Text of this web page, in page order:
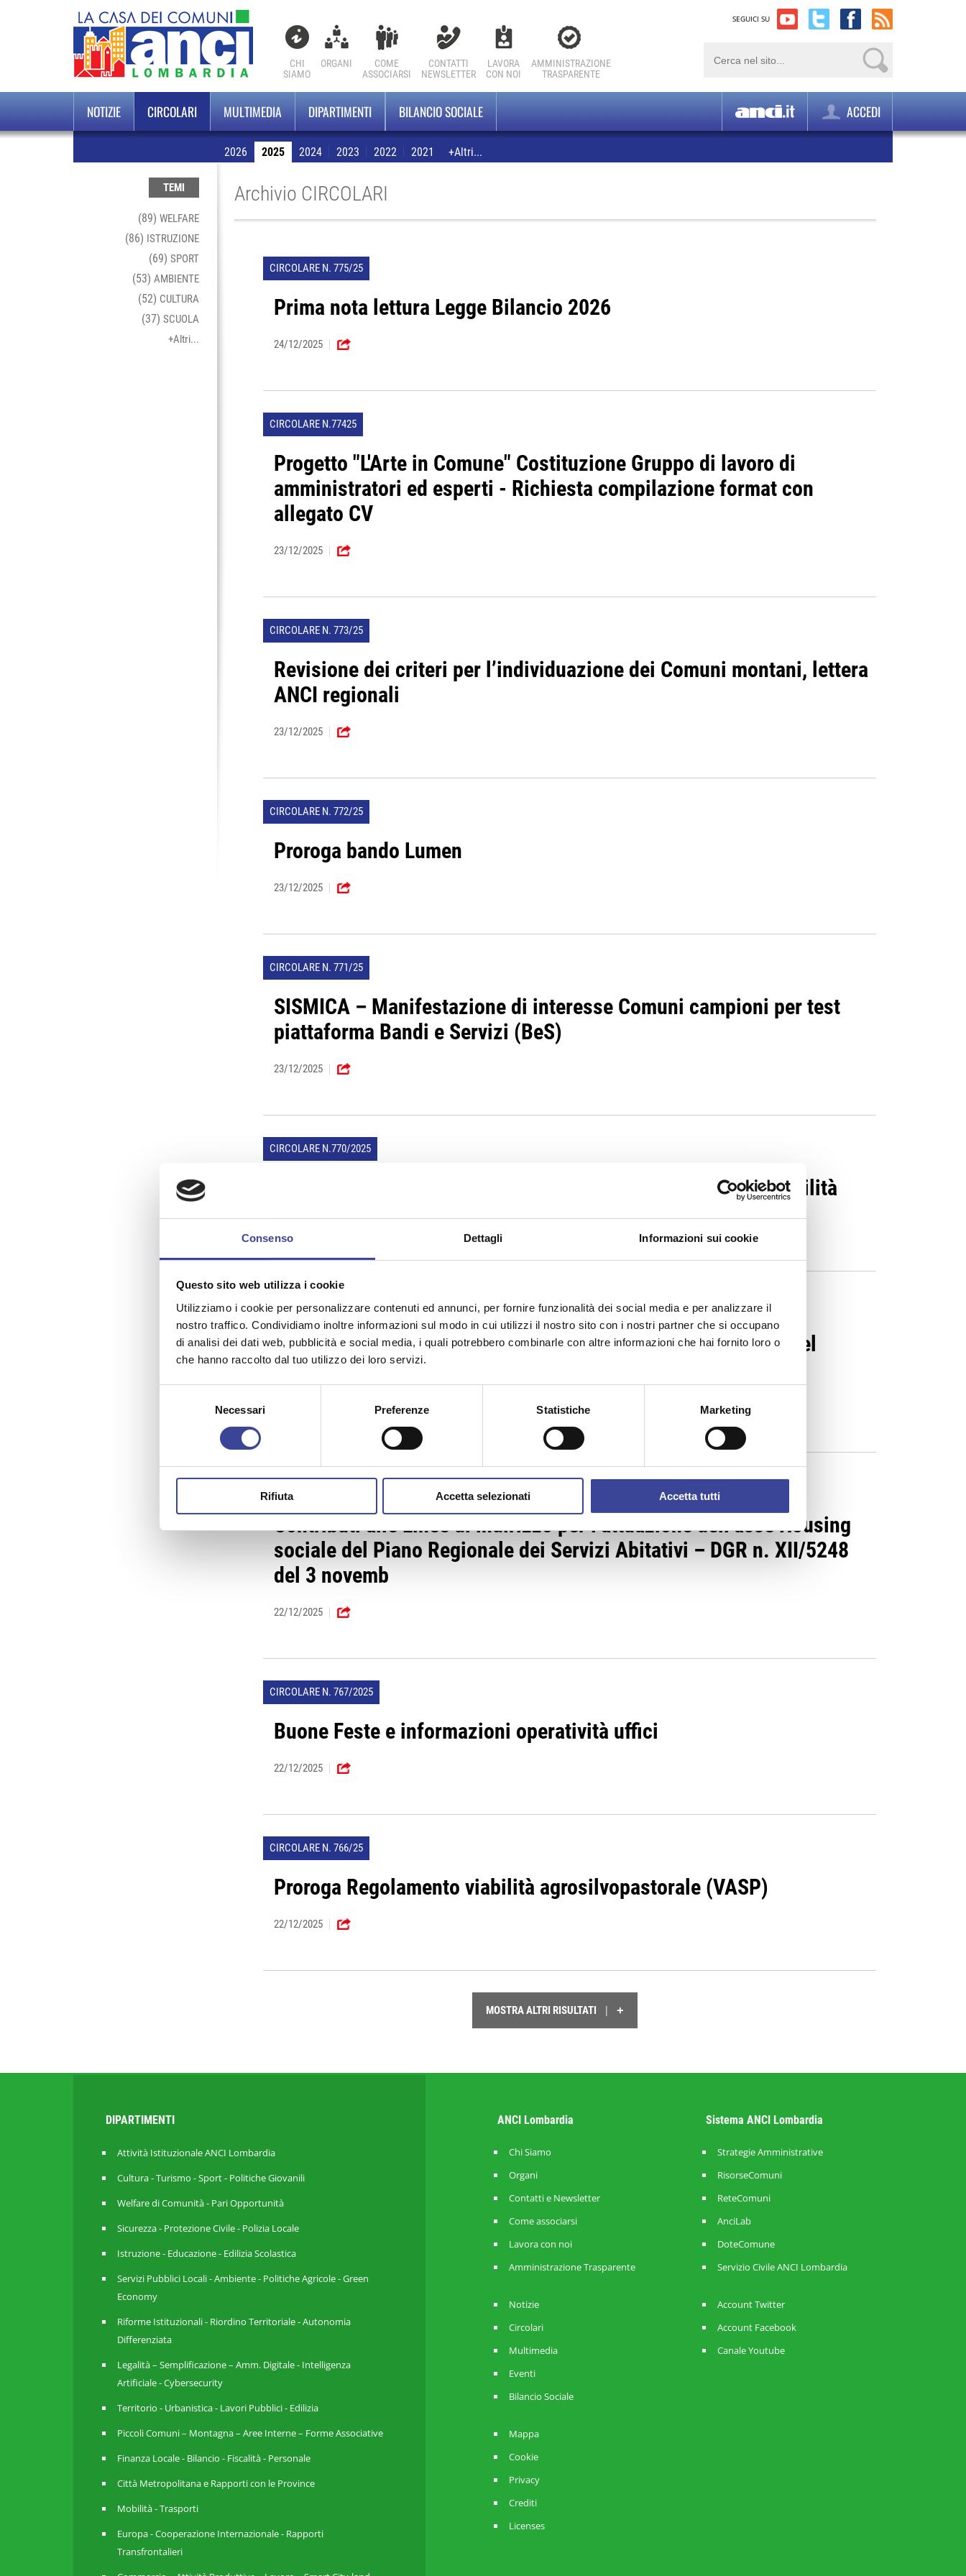
Consenso Dettagli Informazioni sui cookie
Questo sito web utilizza i cookie
Utilizziamo i cookie per personalizzare contenuti ed annunci, per fornire funzionalità dei social media e per analizzare il
nostro traffico. Condividiamo inoltre informazioni sul modo in cui utilizzi il nostro sito con i nostri partner che si occupano
di analisi dei dati web, pubblicità e social media, i quali potrebbero combinarle con altre informazioni che hai fornito loro o
che hanno raccolto dal tuo utilizzo dei loro servizi.
Necessari Preferenze Statistiche Marketing
Rifiuta Accetta selezionati Accetta tutti
CHI
SIAMO
ORGANI
COME
ASSOCIARSI
CONTATTI
NEWSLETTER
LAVORA
CON NOI
AMMINISTRAZIONE
TRASPARENTE
SEGUICI SU
NOTIZIE CIRCOLARI MULTIMEDIA DIPARTIMENTI BILANCIO SOCIALE ACCEDI
2026 2025 2024 2023 2022 2021 +Altri...
TEMI
(89) WELFARE
(86) ISTRUZIONE
(69) SPORT
(53) AMBIENTE
(52) CULTURA
(37) SCUOLA
+Altri...
Archivio CIRCOLARI
CIRCOLARE N. 775/25
Prima nota lettura Legge Bilancio 2026
24/12/2025
CIRCOLARE N.77425
Progetto "L'Arte in Comune" Costituzione Gruppo di lavoro di
amministratori ed esperti - Richiesta compilazione format con
allegato CV
23/12/2025
CIRCOLARE N. 773/25
Revisione dei criteri per l’individuazione dei Comuni montani, lettera
ANCI regionali
23/12/2025
CIRCOLARE N. 772/25
Proroga bando Lumen
23/12/2025
CIRCOLARE N. 771/25
SISMICA – Manifestazione di interesse Comuni campioni per test
piattaforma Bandi e Servizi (BeS)
23/12/2025
CIRCOLARE N.770/2025
Intesa Stato-Città su asili nido e trasporto studenti con disabilità
CIRCOLARE N.769 /2025
Regione Lombardia stanzia 60 milioni di euro per i Distretti del
commercio
Contributi alle Linee di indirizzo per l’attuazione dell’asse Housing
sociale del Piano Regionale dei Servizi Abitativi – DGR n. XII/5248
del 3 novemb
22/12/2025
CIRCOLARE N. 767/2025
Buone Feste e informazioni operatività uffici
22/12/2025
CIRCOLARE N. 766/25
Proroga Regolamento viabilità agrosilvopastorale (VASP)
22/12/2025
MOSTRA ALTRI RISULTATI | +
DIPARTIMENTI
Attività Istituzionale ANCI Lombardia
Cultura - Turismo - Sport - Politiche Giovanili
Welfare di Comunità - Pari Opportunità
Sicurezza - Protezione Civile - Polizia Locale
Istruzione - Educazione - Edilizia Scolastica
Servizi Pubblici Locali - Ambiente - Politiche Agricole - Green
Economy
Riforme Istituzionali - Riordino Territoriale - Autonomia
Differenziata
Legalità – Semplificazione – Amm. Digitale - Intelligenza
Artificiale - Cybersecurity
Territorio - Urbanistica - Lavori Pubblici - Edilizia
Piccoli Comuni – Montagna – Aree Interne – Forme Associative
Finanza Locale - Bilancio - Fiscalità - Personale
Città Metropolitana e Rapporti con le Province
Mobilità - Trasporti
Europa - Cooperazione Internazionale - Rapporti
Transfrontalieri
ANCI Lombardia
Chi Siamo
Organi
Contatti e Newsletter
Come associarsi
Lavora con noi
Amministrazione Trasparente
Notizie
Circolari
Multimedia
Eventi
Bilancio Sociale
Mappa
Cookie
Privacy
Crediti
Licenses
Sistema ANCI Lombardia
Strategie Amministrative
RisorseComuni
ReteComuni
AnciLab
DoteComune
Servizio Civile ANCI Lombardia
Account Twitter
Account Facebook
Canale Youtube